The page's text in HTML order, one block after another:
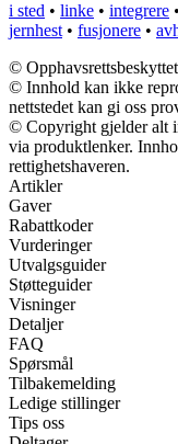
i sted • linke • integrere •
jernhest • fusjonere •
©
© Innhold kan ikke
nettstedet kan gi oss
© Copyright gjelder alt
via produktlenker.
rettighetshaveren.
Artikler
Gaver
Rabattkoder
Vurderinger
Utvalgsguider
Støtteguider
Visninger
Detaljer
FAQ
Spørsmål
Tilbakemelding
Ledige stillinger
Tips oss